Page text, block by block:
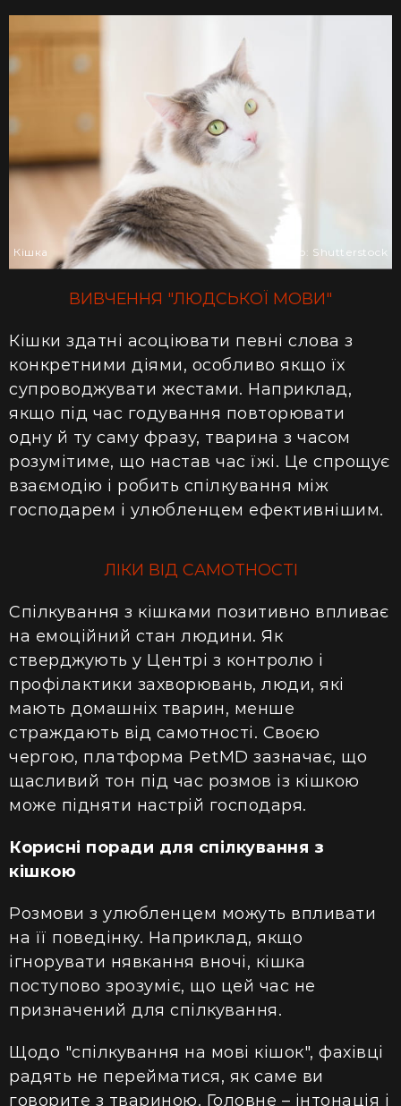
Кішка Фото: Shutterstock
ВИВЧЕННЯ "ЛЮДСЬКОЇ МОВИ"
Кішки здатні асоціювати певні слова з
конкретними діями, особливо якщо їх
супроводжувати жестами. Наприклад,
якщо під час годування повторювати
одну й ту саму фразу, тварина з часом
розумітиме, що настав час їжі. Це спрощує
взаємодію і робить спілкування між
господарем і улюбленцем ефективнішим.
ЛІКИ ВІД САМОТНОСТІ
Спілкування з кішками позитивно впливає
на емоційний стан людини. Як
стверджують у Центрі з контролю і
профілактики захворювань, люди, які
мають домашніх тварин, менше
страждають від самотності. Своєю
чергою, платформа PetMD зазначає, що
щасливий тон під час розмов із кішкою
може підняти настрій господаря.
Корисні поради для спілкування з
кішкою
Розмови з улюбленцем можуть впливати
на її поведінку. Наприклад, якщо
ігнорувати нявкання вночі, кішка
поступово зрозуміє, що цей час не
призначений для спілкування.
Щодо "спілкування на мові кішок", фахівці
радять не перейматися, як саме ви
говорите з твариною. Головне – інтонація і